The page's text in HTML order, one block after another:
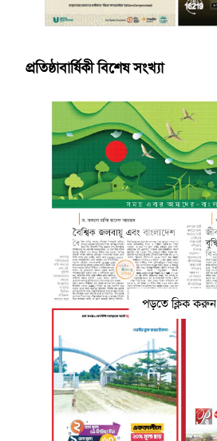
প্রতিষ্ঠাবার্ষিকী বিশেষ সংখ্যা
পড়তে ক্লিক করুন